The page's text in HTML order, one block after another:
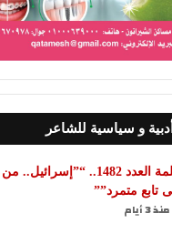
و سياسية للشاعر
كلمة العدد 1482..
تابع متمرد””
منذ 3 أيام